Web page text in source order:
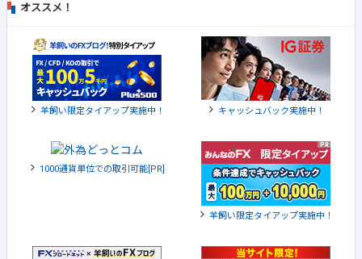
オススメ！
羊飼い限定タイアップ実施中！ キャッシュバック実施中！
1000通貨単位での取引可能[PR]
羊飼い限定タイアップ実施中！